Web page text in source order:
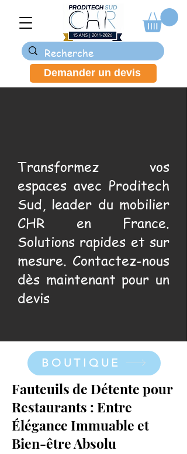
Demander un devis
Transformez vos
espaces avec Proditech
Sud, leader du mobilier
CHR en France.
Solutions rapides et sur
mesure. Contactez-nous
dès maintenant pour un
devis
BOUTIQUE
Fauteuils de Détente pour
Restaurants : Entre
Élégance Immuable et
Bien-être Absolu